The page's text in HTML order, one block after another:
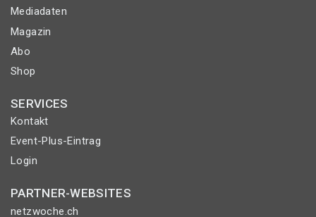
Mediadaten
Magazin
Abo
Shop
SERVICES
Kontakt
Event-Plus-Eintrag
Login
PARTNER-WEBSITES
netzwoche.ch